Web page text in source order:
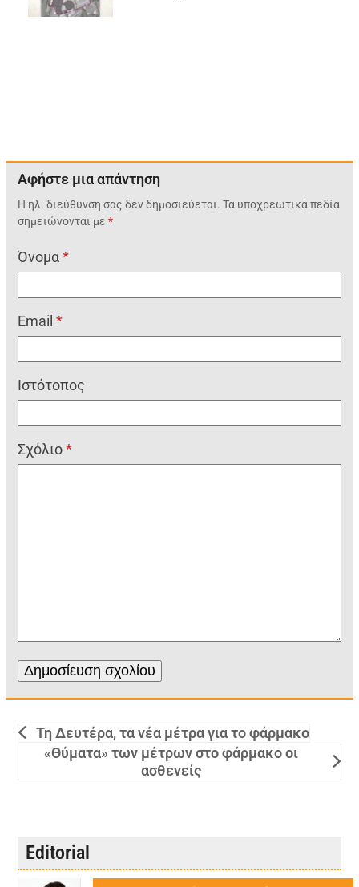
Αφήστε μια απάντηση
Η ηλ. διεύθυνση σας δεν δημοσιεύεται. Τα υποχρεωτικά πεδία
σημειώνονται με*
Όνομα*
Email*
Ιστότοπος
Σχόλιο*
Τη Δευτέρα, τα νέα μέτρα για το φάρμακο
«Θύματα» των μέτρων στο φάρμακο οι
ασθενείς
Editorial